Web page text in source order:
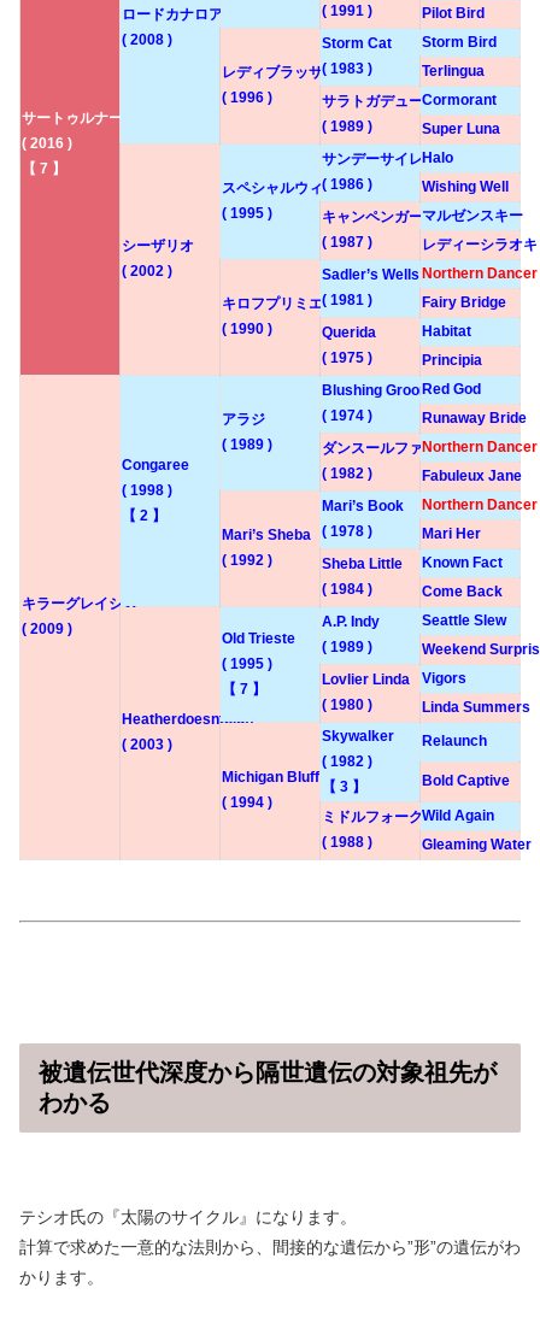
サートゥルナーリア
( 2016 )
【 7 】
ロードカナロア
( 2008 )
( 1991 )
Pilot Bird
レディブラッサム
( 1996 )
Storm Cat
( 1983 )
Storm Bird
Terlingua
サラトガデュー
( 1989 )
Cormorant
Super Luna
シーザリオ
( 2002 )
スペシャルウィーク
( 1995 )
サンデーサイレンス
( 1986 )
Halo
Wishing Well
キャンペンガール
( 1987 )
マルゼンスキー
レディーシラオキ
キロフプリミエール
( 1990 )
Sadler’s Wells
( 1981 )
Northern Dancer
Fairy Bridge
Querida
( 1975 )
Habitat
Principia
キラーグレイシス
( 2009 )
Congaree
( 1998 )
【 2 】
アラジ
( 1989 )
Blushing Groom
( 1974 )
Red God
Runaway Bride
ダンスールファビュルー
( 1982 )
Northern Dancer
Fabuleux Jane
Mari’s Sheba
( 1992 )
Mari’s Book
( 1978 )
Northern Dancer
Mari Her
Sheba Little
( 1984 )
Known Fact
Come Back
Heatherdoesntbluff
( 2003 )
Old Trieste
( 1995 )
【 7 】
A.P. Indy
( 1989 )
Seattle Slew
Weekend
Lovlier Linda
( 1980 )
Vigors
Linda Summers
Michigan Bluff
( 1994 )
Skywalker
( 1982 )
【 3 】
Relaunch
Bold Captive
ミドルフォークラピッヅ
( 1988 )
Wild Again
Gleaming Water
被遺伝世代深度から隔世遺伝の対象祖先が
わかる
テシオ氏の『太陽のサイクル』になります。
計算で求めた一意的な法則から、間接的な遺伝から”形”の遺伝がわ
かります。